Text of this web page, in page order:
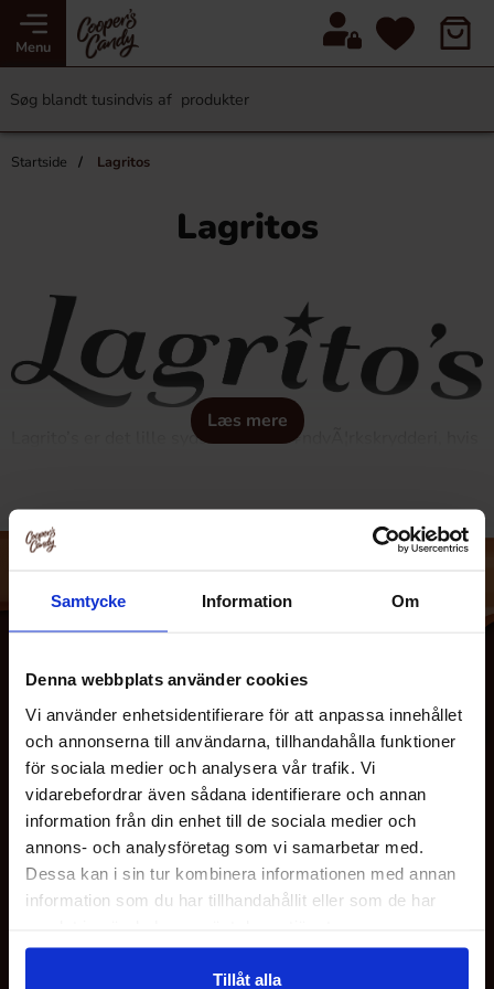
Samtycke Information Om
Denna webbplats använder cookies
Vi använder enhetsidentifierare för att anpassa innehållet
och annonserna till användarna, tillhandahålla funktioner
för sociala medier och analysera vår trafik. Vi
vidarebefordrar även sådana identifierare och annan
information från din enhet till de sociala medier och
annons- och analysföretag som vi samarbetar med.
Dessa kan i sin tur kombinera informationen med annan
information som du har tillhandahållit eller som de har
Tillåt alla
Menu
Startside Lagritos
Lagritos
Læs mere
Lagrito’s er det lille sydsvenske hÃ¥ndvÃ¦rkskrydderi, hvis
varme, varierer meget, og i vores brede sortiment tilbydes
hÃ¥ndlavede lÃ¸sninger, milde og ekstremt stÃ¦rke, sÃ¸de
tÃ¸rret chili, ja, her er noget for enhver nyder af det gode.
PrÃ¸v i dag! Find din favorit!
OM OS